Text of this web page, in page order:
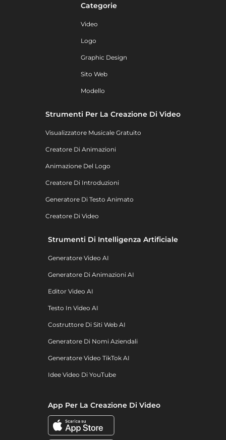
Categorie
Video
Logo
Graphic Design
Sito Web
Modello
Strumenti Per La Creazione Di Video
Visualizzatore Musicale Gratuito
Creatore Di Animazioni
Animazione Del Logo
Creatore Di Introduzioni
Generatore Di Testo Animato
Creatore Di Video
Strumenti Di Intelligenza Artificiale
Generatore Video AI
Generatore Di Animazioni AI
Editor Video AI
Testo In Video AI
Costruttore Di Siti Web AI
Generatore Di Nomi Aziendali
Generatore Video TikTok AI
Idee Video Di YouTube
App Per La Creazione Di Video